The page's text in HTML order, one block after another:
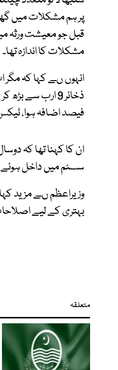
قبل جو معیشت ورثہ
مشکلات کا اندازہ تھا۔
انہوں ںے کہا کہ
فیصد اضافہ ہوا، ٹیکس ٹو جی ڈی پی
سسٹم میں داخل
وزیراعظم ںے مزید
بہتری کے لیے
متعلقہ